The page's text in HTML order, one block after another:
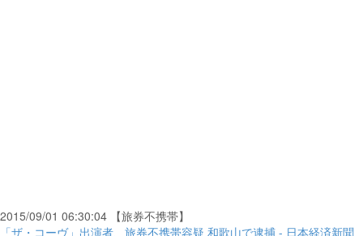
2015/09/01 06:30:04 【旅券不携帯】
「ザ・コーヴ」出演者、旅券不携帯容疑 和歌山で逮捕 - 日本経済新聞